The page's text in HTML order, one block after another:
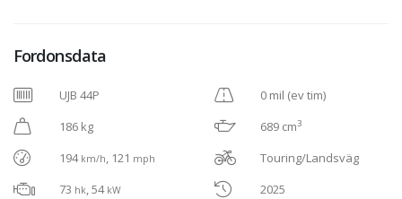
Fordonsdata
UJB 44P
186 kg
194 km/h, 121 mph
73 hk, 54 kW
0 mil (ev tim)
689 cm3
Touring/Landsväg
2025